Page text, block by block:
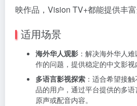
映作品，Vision TV+都能提供丰富
适用场景
海外华人观影 ：解决海外华人
作的问题，提供稳定的中文影视
多语言影视探索 ：适合希望接
品的用户，通过平台提供的多
原声或配音内容。